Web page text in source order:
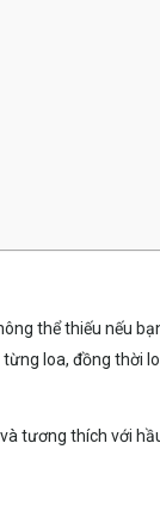
thể thiếu nếu
loa, đồng
tương thích với